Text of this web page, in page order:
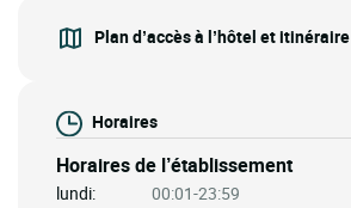
Plan d’accès à l’hôtel et itinéraire
Horaires
Horaires de l’établissement
lundi:
00:01-23:59